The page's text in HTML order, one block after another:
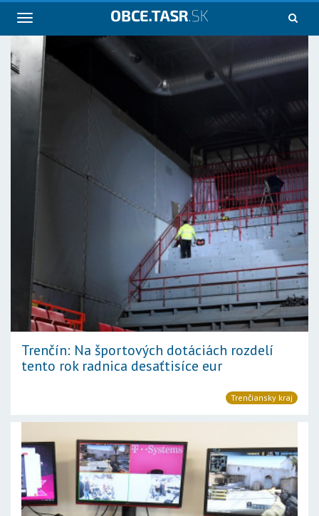
Navigácia
Trenčín: Na športových dotáciách rozdelí
tento rok radnica desaťtisíce eur
Trenčiansky kraj